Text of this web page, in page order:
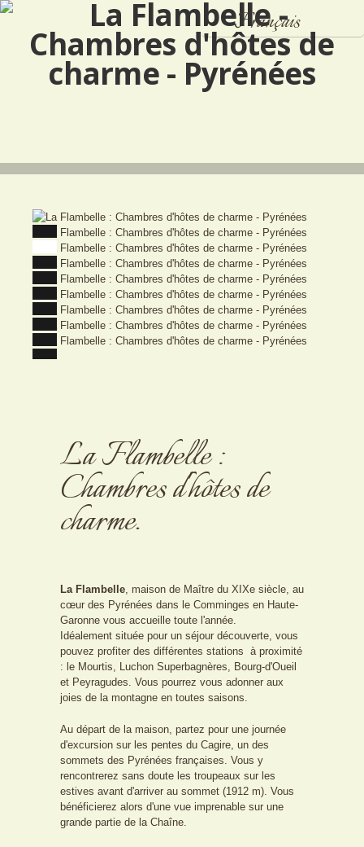
Français
Español
English
La Flambelle :
Chambres d'hôtes de
charme.
La Flambelle, maison de Maître du XIXe siècle, au
cœur des Pyrénées dans le Comminges en Haute-
Garonne vous accueille toute l'année.
Idéalement située pour un séjour découverte, vous
pouvez profiter des différentes stations à proximité
: le Mourtis, Luchon Superbagnères, Bourg-d'Oueil
et Peyragudes. Vous pourrez vous adonner aux
joies de la montagne en toutes saisons.
Au départ de la maison, partez pour une journée
d'excursion sur les pentes du Cagire, un des
sommets des Pyrénées françaises. Vous y
rencontrerez sans doute les troupeaux sur les
estives avant d'arriver au sommet (1912 m). Vous
bénéficierez alors d'une vue imprenable sur une
grande partie de la Chaîne.